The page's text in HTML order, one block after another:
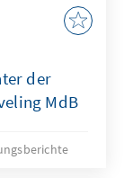
der
MdB